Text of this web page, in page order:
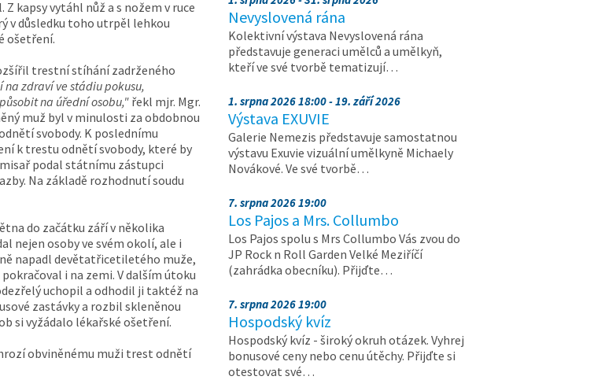
kapsy vytáhl nůž a s nožem v ruce
v důsledku toho utrpěl lehkou
ošetření.
trestní stíhání zadrženého
na zdraví ve stádiu pokusu,
na úřední osobu," řekl mjr. Mgr.
muž byl v minulosti za obdobnou
svobody. K poslednímu
k trestu odnětí svobody, které by
podal státnímu zástupci
Na základě rozhodnutí soudu
do začátku září v několika
nejen osoby ve svém okolí, ale i
napadl devětatřicetiletého muže,
i na zemi. V dalším útoku
uchopil a odhodil ji taktéž na
zastávky a rozbil skleněnou
si vyžádalo lékařské ošetření.
obviněnému muži trest odnětí
Nevyslovená rána
Kolektivní výstava Nevyslovená rána
představuje generaci umělců a umělkyň,
kteří ve své tvorbě tematizují…
1. srpna 2026 18:00 - 19. září 2026
Výstava EXUVIE
Galerie Nemezis představuje samostatnou
výstavu Exuvie vizuální umělkyně Michaely
Novákové. Ve své tvorbě…
7. srpna 2026 19:00
Los Pajos a Mrs. Collumbo
Los Pajos spolu s Mrs Collumbo Vás zvou do
JP Rock n Roll Garden Velké Meziříčí
(zahrádka obecníku). Přijďte…
7. srpna 2026 19:00
Hospodský kvíz
Hospodský kvíz - široký okruh otázek. Vyhrej
bonusové ceny nebo cenu útěchy. Přijďte si
otestovat své…